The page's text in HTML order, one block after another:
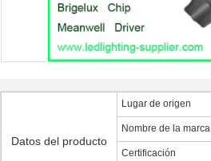
Datos del producto
Lugar de origen
Nombre de la marca
Certificación